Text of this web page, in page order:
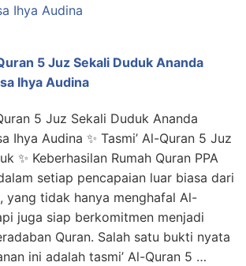
5 Juz Sekali Duduk Ananda
Ihya Audina
5 Juz Sekali Duduk Ananda
Ihya Audina ✨ Tasmi’ Al-Quran 5 Juz
✨ Keberhasilan Rumah Quran PPA
setiap pencapaian luar biasa dari
yang tidak hanya menghafal Al-
juga siap berkomitmen menjadi
Quran. Salah satu bukti nyata
ini adalah tasmi’ Al-Quran 5 …